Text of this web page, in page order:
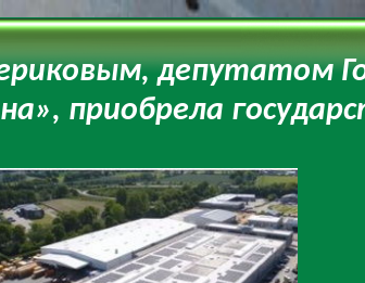
депутатом
приобрела